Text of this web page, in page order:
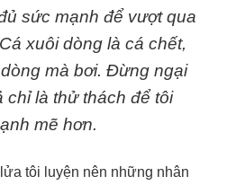
sức mạnh để vượt qua
xuôi dòng là cá chết,
mà bơi. Đừng ngại
chỉ là thử thách để tôi
mẽ hơn.
tôi luyện nên những nhân